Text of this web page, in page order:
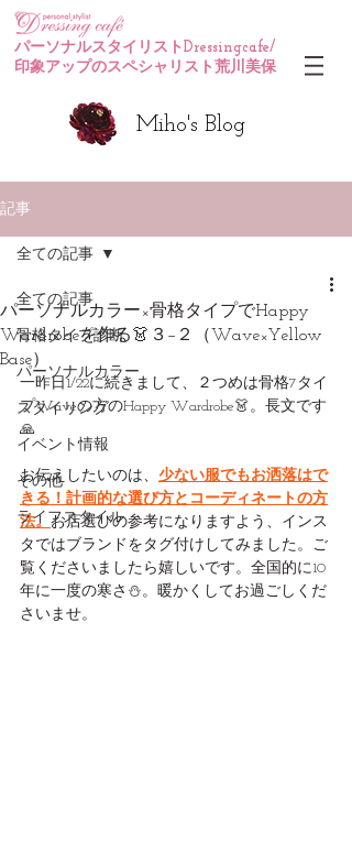
パーソナルスタイリストDressingcafe/
印象アップのスペシャリスト荒川美保
Miho's Blog
記事
全ての記事
骨格タイプ診断
パーソナルカラー
スタイリング
イベント情報
その他
ライフスタイル
全ての記事
パーソナルカラー×骨格タイプでHappy
Wardrobeを作る👗３−２（Wave×Yellow
Base）
一昨日1/22に続きまして、２つめは骨格7タイ
プWaveの方のHappy Wardrobe👗。長文です
🙏
お伝えしたいのは、 少ない服でもお洒落はで
きる！計画的な選び方とコーディネートの方
法。 お店選びの参考になりますよう、インス
タではブランドをタグ付けしてみました。ご
覧くださいましたら嬉しいです。全国的に10
年に一度の寒さ⛄️。暖かくしてお過ごしくだ
さいませ。